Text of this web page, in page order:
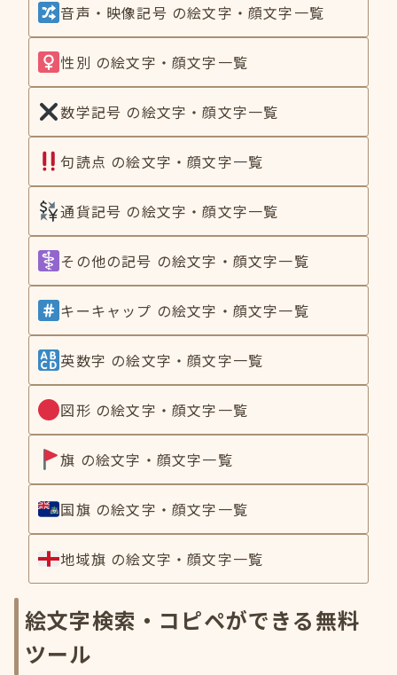
音声・映像記号 の絵文字・顔文字一覧
性別 の絵文字・顔文字一覧
数学記号 の絵文字・顔文字一覧
句読点 の絵文字・顔文字一覧
通貨記号 の絵文字・顔文字一覧
その他の記号 の絵文字・顔文字一覧
キーキャップ の絵文字・顔文字一覧
英数字 の絵文字・顔文字一覧
図形 の絵文字・顔文字一覧
旗 の絵文字・顔文字一覧
国旗 の絵文字・顔文字一覧
地域旗 の絵文字・顔文字一覧
絵文字検索・コピペができる無料
ツール